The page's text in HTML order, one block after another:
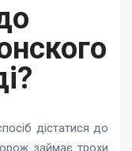
дістатися до
займає трохи